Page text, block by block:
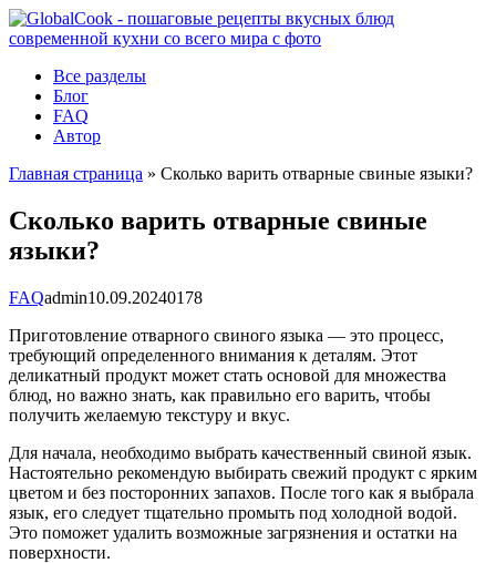
Перейти
к
Все разделы
Блог
FAQ
Автор
Главная страница » Сколько варить отварные свиные языки?
Сколько варить отварные свиные
языки?
FAQadmin10.09.20240178
Приготовление отварного свиного языка — это процесс,
требующий определенного внимания к деталям. Этот
деликатный продукт может стать основой для множества
блюд, но важно знать, как правильно его варить, чтобы
получить желаемую текстуру и вкус.
Для начала, необходимо выбрать качественный свиной язык.
Настоятельно рекомендую выбирать свежий продукт с ярким
цветом и без посторонних запахов. После того как я выбрала
язык, его следует тщательно промыть под холодной водой.
Это поможет удалить возможные загрязнения и остатки на
поверхности.